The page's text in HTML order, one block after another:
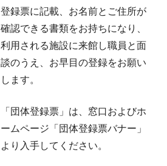
き
ま
す
登録票に記載、お名前とご住所が
確認できる書類をお持ちになり、
利用される施設に来館し職員と面
談のうえ、お早目の登録をお願い
します。
「団体登録票」は、窓口およびホ
ームページ「団体登録票バナー」
より入手してください。